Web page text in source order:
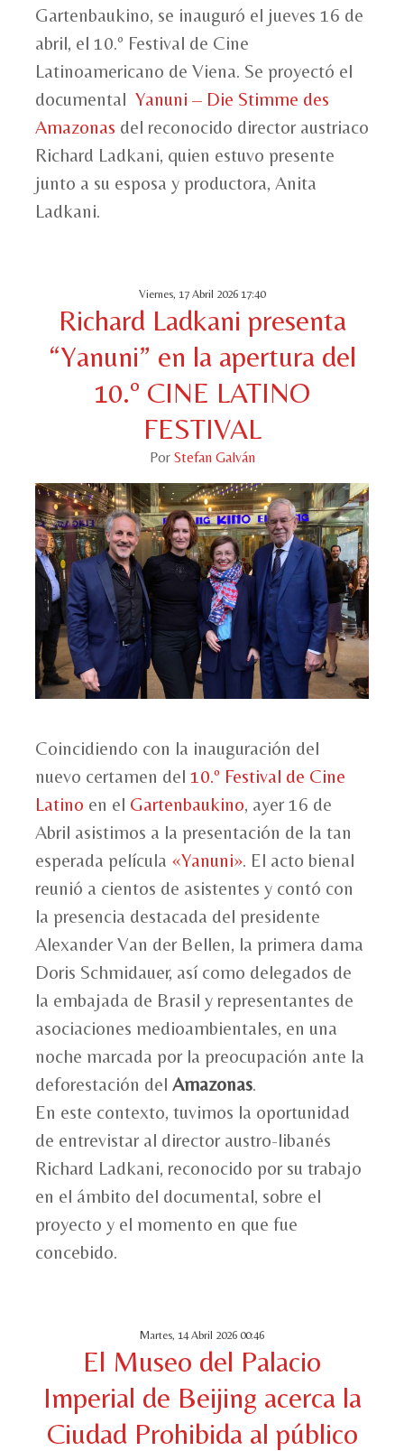
Gartenbaukino, se inauguró el jueves 16 de
abril, el 10.º Festival de Cine
Latinoamericano de Viena. Se proyectó el
documental Yanuni – Die Stimme des
Amazonas del reconocido director austriaco
Richard Ladkani, quien estuvo presente
junto a su esposa y productora, Anita
Ladkani.
Viernes, 17 Abril 2026 17:40
Richard Ladkani presenta
“Yanuni” en la apertura del
10.º CINE LATINO
FESTIVAL
Por Stefan Galván
Coincidiendo con la inauguración del
nuevo certamen del 10.º Festival de Cine
Latino en el Gartenbaukino, ayer 16 de
Abril asistimos a la presentación de la tan
esperada película «Yanuni». El acto bienal
reunió a cientos de asistentes y contó con
la presencia destacada del presidente
Alexander Van der Bellen, la primera dama
Doris Schmidauer, así como delegados de
la embajada de Brasil y representantes de
asociaciones medioambientales, en una
noche marcada por la preocupación ante la
deforestación del Amazonas.
En este contexto, tuvimos la oportunidad
de entrevistar al director austro-libanés
Richard Ladkani, reconocido por su trabajo
en el ámbito del documental, sobre el
proyecto y el momento en que fue
concebido.
Martes, 14 Abril 2026 00:46
El Museo del Palacio
Imperial de Beijing acerca la
Ciudad Prohibida al público